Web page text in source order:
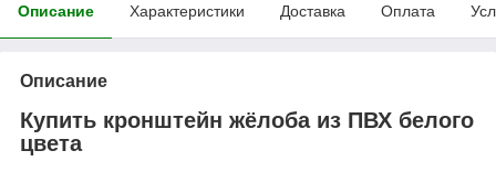
Описание Характеристики Доставка Оплата
Описание
Купить кронштейн жёлоба из ПВХ белого
цвета